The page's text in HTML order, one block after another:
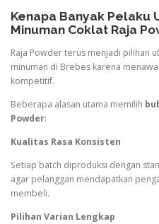
Kenapa Banyak Pelaku
Minuman Coklat Raja
Raja Powder terus menjadi pilihan
minuman di Brebes karena
kompetitif.
Beberapa alasan utama memilih
Powder:
Kualitas Rasa Konsisten
Setiap batch diproduksi dengan
agar pelanggan mendapatkan
membeli.
Pilihan Varian Lengkap